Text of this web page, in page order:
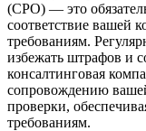
(СРО) — это
соответствие вашей
требованиям.
избежать штрафов и
консалтинговая
сопровождению
проверки,
требованиям.